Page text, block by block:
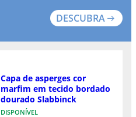
DESCUBRA
Capa de asperges cor
marfim em tecido bordado
dourado Slabbinck
DISPONÍVEL